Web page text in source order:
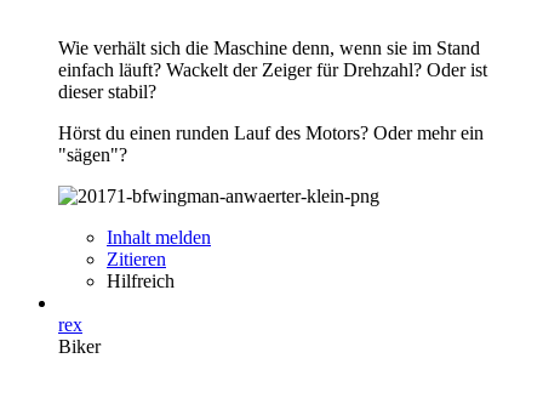
Wie verhält sich die Maschine denn, wenn sie im Stand
einfach läuft? Wackelt der Zeiger für Drehzahl? Oder ist
dieser stabil?
Hörst du einen runden Lauf des Motors? Oder mehr ein
"sägen"?
Inhalt melden
Zitieren
Hilfreich
rex
Biker